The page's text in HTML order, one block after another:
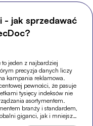
- jak sprzedawać
jeden z najbardziej
precyzja danych liczy
kampania reklamowa.
pewności, że pasuje
tysięcy indeksów nie
asortymentem.
branży i standardem,
giganci, jak i mniejsze,